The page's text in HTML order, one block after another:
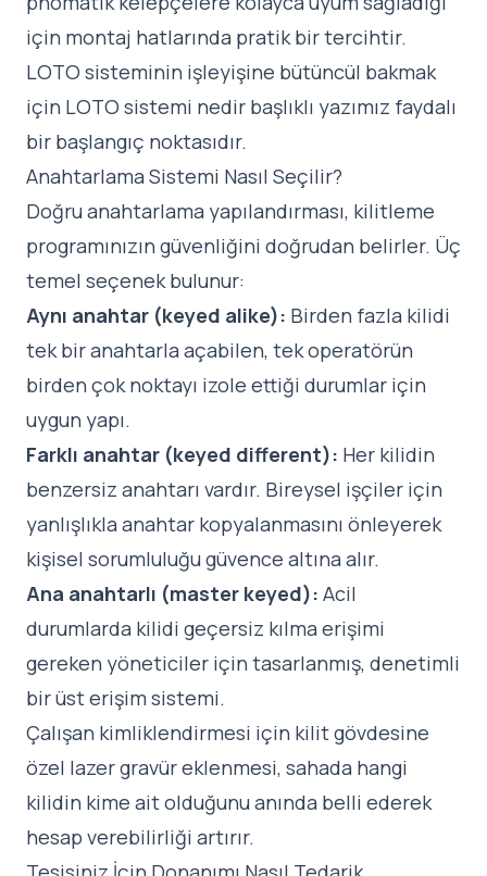
için montaj hatlarında pratik bir tercihtir.
LOTO sisteminin işleyişine bütüncül bakmak
için LOTO sistemi nedir başlıklı yazımız faydalı
bir başlangıç noktasıdır.
Anahtarlama Sistemi Nasıl Seçilir?
Doğru anahtarlama yapılandırması, kilitleme
programınızın güvenliğini doğrudan belirler. Üç
temel seçenek bulunur:
Aynı anahtar (keyed alike): Birden fazla kilidi
tek bir anahtarla açabilen, tek operatörün
birden çok noktayı izole ettiği durumlar için
uygun yapı.
Farklı anahtar (keyed different): Her kilidin
benzersiz anahtarı vardır. Bireysel işçiler için
yanlışlıkla anahtar kopyalanmasını önleyerek
kişisel sorumluluğu güvence altına alır.
Ana anahtarlı (master keyed): Acil
durumlarda kilidi geçersiz kılma erişimi
gereken yöneticiler için tasarlanmış, denetimli
bir üst erişim sistemi.
Çalışan kimliklendirmesi için kilit gövdesine
özel lazer gravür eklenmesi, sahada hangi
kilidin kime ait olduğunu anında belli ederek
hesap verebilirliği artırır.